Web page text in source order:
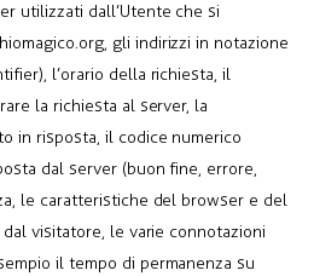
utilizzati dall’Utente che si
gli indirizzi in notazione
l’orario della richiesta, il
la richiesta al server, la
in risposta, il codice numerico
dal server (buon fine, errore,
le caratteristiche del browser e del
visitatore, le varie connotazioni
il tempo di permanenza su